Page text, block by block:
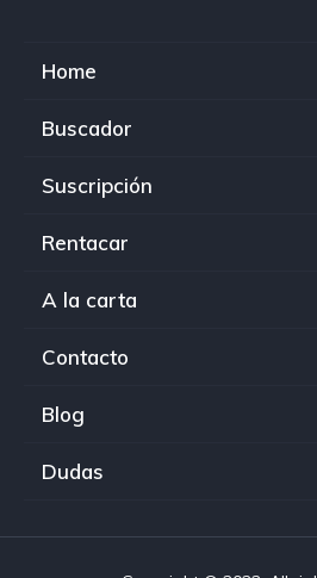
Home
Buscador
Suscripción
Rentacar
A la carta
Contacto
Blog
Dudas